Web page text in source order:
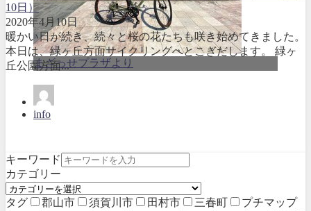
まざっせプラザより
10日）
2020年4月10日
暖かい日が続き、続々と桜の花たちも咲き始めてきました。
本日は、緑ヶ丘方面サイクリングへとこぎだします。 緑ヶ
丘公園方面...
info
キーワード
カテゴリー
タグ 郡山市 須賀川市 田村市 三春町
プチマップ